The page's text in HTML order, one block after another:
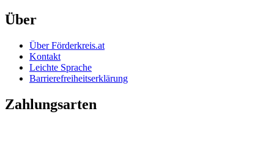
Über
Über Förderkreis.at
Kontakt
Leichte Sprache
Barrierefreiheitserklärung
Zahlungsarten